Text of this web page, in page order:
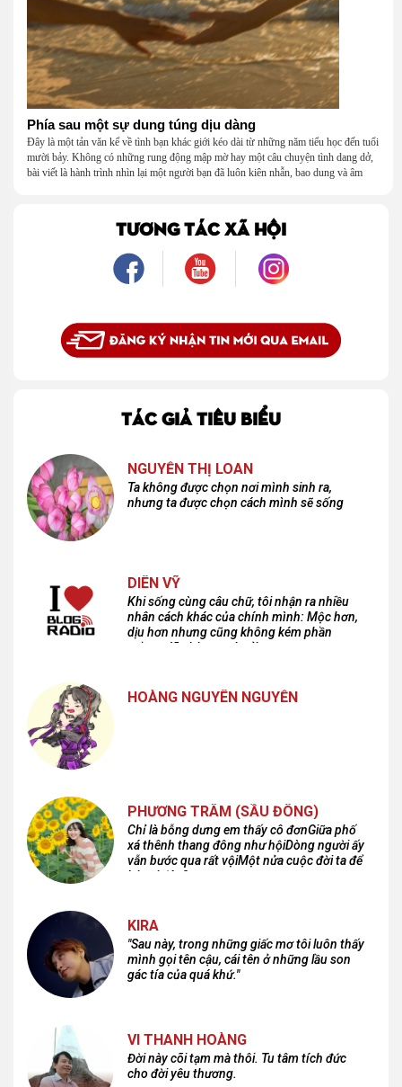
Phía sau một sự dung túng dịu dàng
Đây là một tản văn kể về tình bạn khác giới kéo dài từ những năm tiểu học đến tuổi
mười bảy. Không có những rung động mập mờ hay một câu chuyện tình dang dở,
bài viết là hành trình nhìn lại một người bạn đã luôn kiên nhẫn, bao dung và âm
là một mối tình, mà là một người luôn cho tôi quyền được là chính mình.
TƯƠNG TÁC XÃ HỘI
TÁC GIẢ TIÊU BIỂU
NGUYỄN THỊ LOAN
Ta không được chọn nơi mình sinh ra,
nhưng ta được chọn cách mình sẽ sống
DIÊN VỸ
Khi sống cùng câu chữ, tôi nhận ra nhiều
nhân cách khác của chính mình: Mộc hơn,
dịu hơn nhưng cũng không kém phần
cuồng dã và hoang hoải...
HOÀNG NGUYÊN NGUYỄN
PHƯƠNG TRÂM (SẦU ĐÔNG)
Chỉ là bỗng dưng em thấy cô đơnGiữa phố
xá thênh thang đông như hộiDòng người ấy
vẫn bước qua rất vộiMột nửa cuộc đời ta để
lại nơi đâu?
KIRA
"Sau này, trong những giấc mơ tôi luôn thấy
mình gọi tên cậu, cái tên ở những lầu son
gác tía của quá khứ."
VI THANH HOÀNG
Đời này cõi tạm mà thôi. Tu tâm tích đức
cho đời yêu thương.